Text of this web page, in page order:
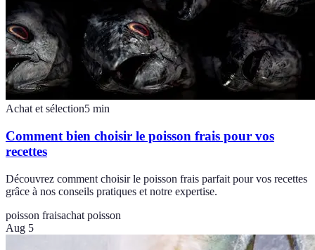
Achat et sélection5 min
Comment bien choisir le poisson frais pour vos
recettes
Découvrez comment choisir le poisson frais parfait pour vos recettes
grâce à nos conseils pratiques et notre expertise.
poisson fraisachat poisson
Aug 5